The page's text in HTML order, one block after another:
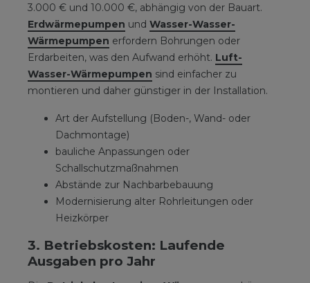
3.000 € und 10.000 €, abhängig von der Bauart.
Erdwärmepumpen und Wasser-Wasser-
Wärmepumpen erfordern Bohrungen oder
Erdarbeiten, was den Aufwand erhöht. Luft-
Wasser-Wärmepumpen sind einfacher zu
montieren und daher günstiger in der Installation.
Art der Aufstellung (Boden-, Wand- oder
Dachmontage)
bauliche Anpassungen oder
Schallschutzmaßnahmen
Abstände zur Nachbarbebauung
Modernisierung alter Rohrleitungen oder
Heizkörper
3. Betriebskosten: Laufende
Ausgaben pro Jahr